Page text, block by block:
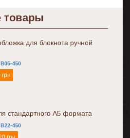
товары
для блокнота ручной
B05-450
стандартного А5 формата
B22-450